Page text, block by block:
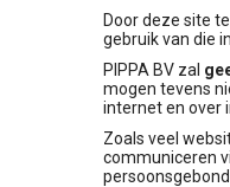
Door deze site
gebruik van die
PIPPA BV zal
mogen tevens
internet en over
Zoals veel
communiceren